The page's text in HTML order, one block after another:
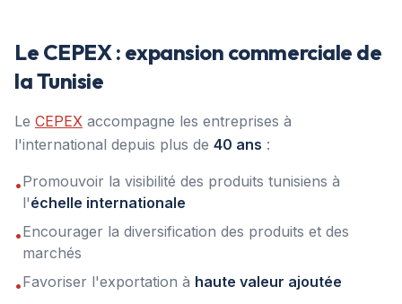
Le CEPEX : expansion commerciale de
la Tunisie
Le CEPEX accompagne les entreprises à
l'international depuis plus de 40 ans :
•Promouvoir la visibilité des produits tunisiens à
l'échelle internationale
•Encourager la diversification des produits et des
marchés
•Favoriser l'exportation à haute valeur ajoutée